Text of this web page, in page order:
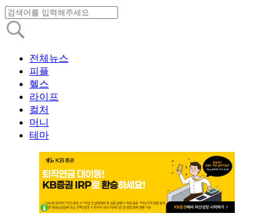
전체뉴스
피플
헬스
라이프
컬처
머니
테마